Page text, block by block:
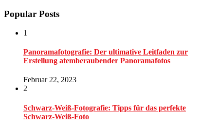
Popular Posts
1
Panoramafotografie: Der ultimative Leitfaden zur
Erstellung atemberaubender Panoramafotos
Februar 22, 2023
2
Schwarz-Weiß-Fotografie: Tipps für das perfekte
Schwarz-Weiß-Foto